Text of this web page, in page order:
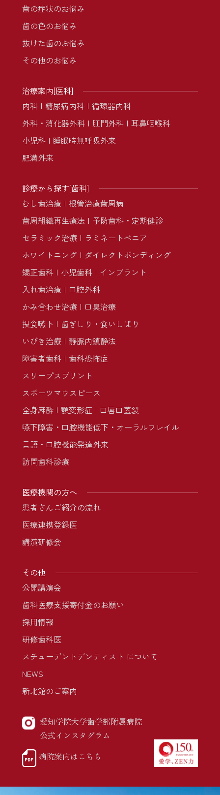
歯の症状のお悩み
歯の色のお悩み
抜けた歯のお悩み
その他のお悩み
治療案内[医科]
内科
糖尿病内科
循環器内科
外科・消化器外科
肛門外科
耳鼻咽喉科
小児科
睡眠時無呼吸外来
肥満外来
診療から探す[歯科]
むし歯治療
根管治療歯周病
歯周組織再生療法
予防歯科・定期健診
セラミック治療
ラミネートべニア
ホワイトニング
ダイレクトボンディング
矯正歯科
小児歯科
インプラント
入れ歯治療
口腔外科
かみ合わせ治療
口臭治療
摂食嚥下
歯ぎしり・食いしばり
いびき治療
静脈内鎮静法
障害者歯科
歯科恐怖症
スリープスプリント
スポーツマウスピース
全身麻酔
顎変形症
口唇口蓋裂
嚥下障害・口腔機能低下・オーラルフレイル
言語・口腔機能発達外来
訪問歯科診療
医療機関の方へ
患者さんご紹介の流れ
医療連携登録医
講演研修会
その他
公開講演会
歯科医療支援寄付金のお願い
採用情報
研修歯科医
スチューデントデンティスト について
NEWS
新北館のご案内
愛知学院大学歯学部附属病院
公式インスタグラム
病院案内はこちら